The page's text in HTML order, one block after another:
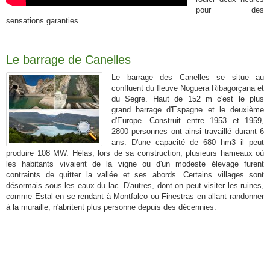
pour des
sensations garanties.
Le barrage de Canelles
Le barrage des Canelles se situe au
confluent du fleuve Noguera Ribagorçana et
du Segre. Haut de 152 m c'est le plus
grand barrage d'Espagne et le deuxième
d'Europe. Construit entre 1953 et 1959,
2800 personnes ont ainsi travaillé durant 6
ans. D'une capacité de 680 hm3 il peut
produire 108 MW. Hélas, lors de sa construction, plusieurs hameaux où
les habitants vivaient de la vigne ou d'un modeste élevage furent
contraints de quitter la vallée et ses abords. Certains villages sont
désormais sous les eaux du lac. D'autres, dont on peut visiter les ruines,
comme Estal en se rendant à Montfalco ou Finestras en allant randonner
à la muraille, n'abritent plus personne depuis des décennies.